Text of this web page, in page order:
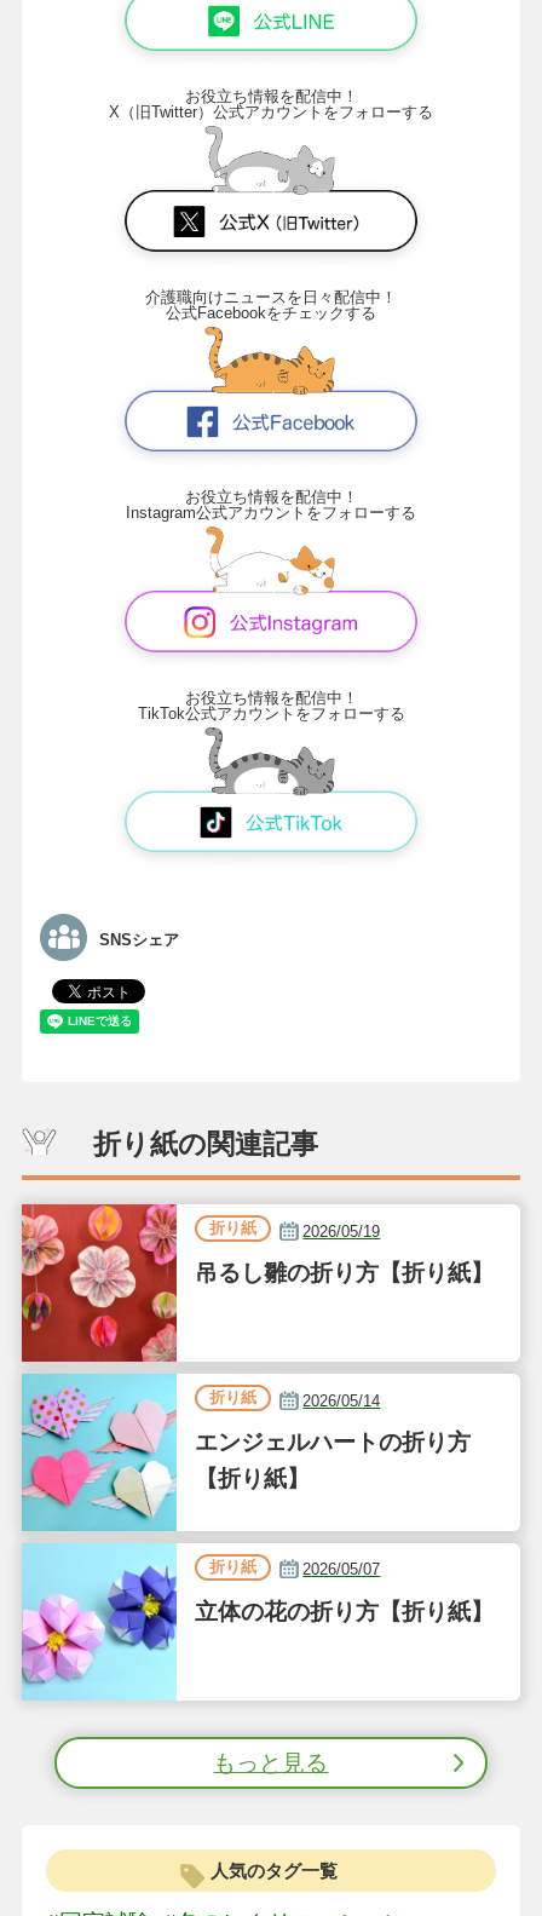
お役立ち情報を配信中！
X（旧Twitter）公式アカウントをフォローする
介護職向けニュースを日々配信中！
公式Facebookをチェックする
お役立ち情報を配信中！
Instagram公式アカウントをフォローする
お役立ち情報を配信中！
TikTok公式アカウントをフォローする
SNSシェア
折り紙の関連記事
折り紙 2026/05/19
吊るし雛の折り方【折り紙】
折り紙 2026/05/14
エンジェルハートの折り方
【折り紙】
折り紙 2026/05/07
立体の花の折り方【折り紙】
もっと見る
人気のタグ一覧